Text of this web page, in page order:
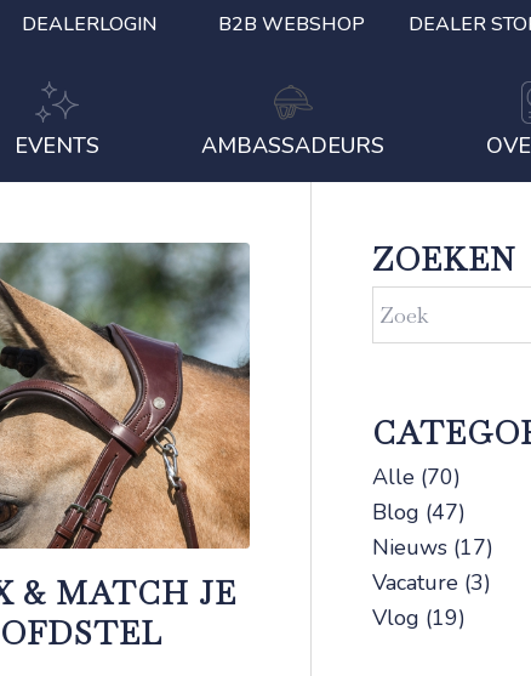
DEALERLOGIN B2B WEBSHOP DEALER
EVENTS AMBASSADEURS
& MATCH JE
ZOEKEN
Alle (70)
Blog (47)
Nieuws (17)
Vacature (3)
Vlog (19)